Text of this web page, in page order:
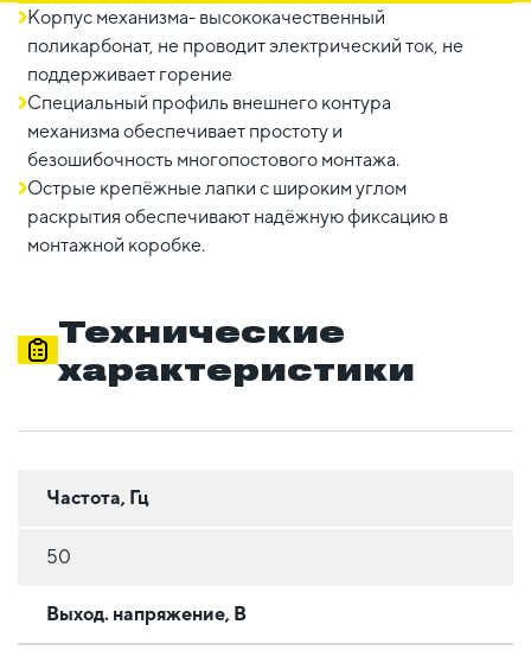
Корпус механизма- высококачественный
поликарбонат, не проводит электрический ток, не
поддерживает горение
Специальный профиль внешнего контура
механизма обеспечивает простоту и
безошибочность многопостового монтажа.
Острые крепёжные лапки с широким углом
раскрытия обеспечивают надёжную фиксацию в
монтажной коробке.
Технические
характеристики
Частота, Гц
50
Выход. напряжение, В